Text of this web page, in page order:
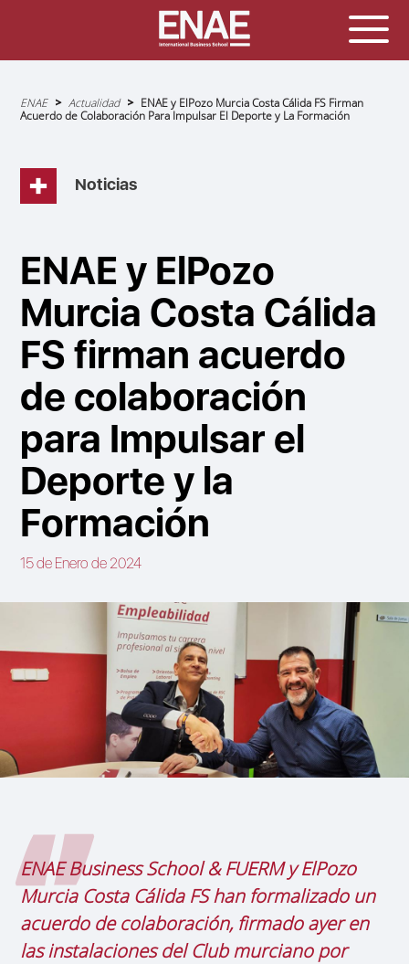
Sobrescribir
enlaces
de
navegación
ENAE Actualidad
ENAE y ElPozo Murcia Costa Cálida FS Firman
Acuerdo de Colaboración Para Impulsar El Deporte y La Formación
Noticias
ENAE y ElPozo
Murcia Costa Cálida
FS firman acuerdo
de colaboración
para Impulsar el
Deporte y la
Formación
15 de Enero de 2024
ENAE Business School & FUERM y ElPozo
Murcia Costa Cálida FS han formalizado un
acuerdo de colaboración, firmado ayer en
las instalaciones del Club murciano por